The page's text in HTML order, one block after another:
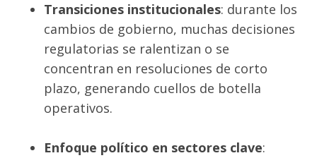
Transiciones institucionales: durante los
cambios de gobierno, muchas decisiones
regulatorias se ralentizan o se
concentran en resoluciones de corto
plazo, generando cuellos de botella
operativos.
Enfoque político en sectores clave: